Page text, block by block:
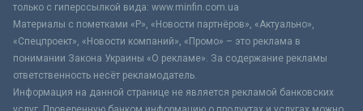
только с гиперссылкой вида: www.minfin.com.ua
Материалы с пометками «Р», «Новости партнёров», «Актуально»,
«Спецпроект», «Новости компаний», «Промо» – это реклама в
понимании Закона Украины «О рекламе». За содержание рекламы
ответственность несёт рекламодатель.
Информация на данной странице не является рекламой банковских